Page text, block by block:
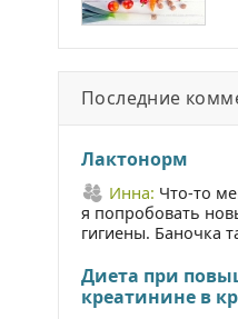
Последние
Лактонорм
Инна: Что-то
я попробовать
гигиены. Баночка
Диета при
креатинине в